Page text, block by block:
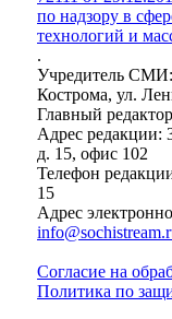
по надзору в
технологий и
.
Учредитель
Кострома, ул.
Главный
Адрес редакции:
д. 15, офис 102
Телефон
15
Адрес
Согласие на
Политика по